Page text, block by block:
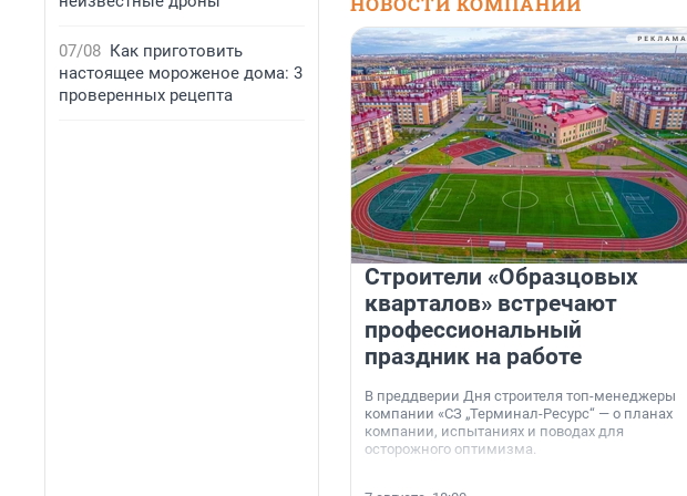
07/08 Как приготовить
настоящее мороженое дома: 3
проверенных рецепта
Строители «Образцовых
кварталов» встречают
профессиональный
праздник на работе
В преддверии Дня строителя топ-менеджеры
компании «СЗ „Терминал-Ресурс“ — о планах
компании, испытаниях и поводах для
осторожного оптимизма.